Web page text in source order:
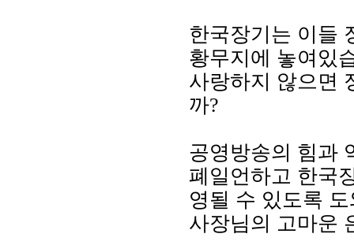
한국장기는 이들
황무지에 놓여있
사랑하지 않으면
까?
공영방송의 힘과
폐일언하고 한국
영될 수 있도록
사장님의 고마운